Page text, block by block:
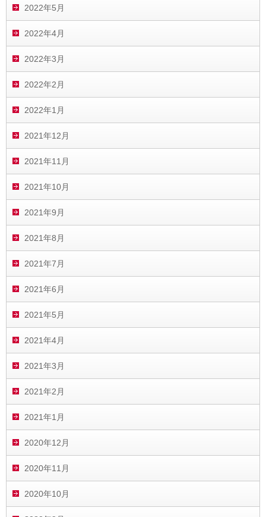
2022年5月
2022年4月
2022年3月
2022年2月
2022年1月
2021年12月
2021年11月
2021年10月
2021年9月
2021年8月
2021年7月
2021年6月
2021年5月
2021年4月
2021年3月
2021年2月
2021年1月
2020年12月
2020年11月
2020年10月